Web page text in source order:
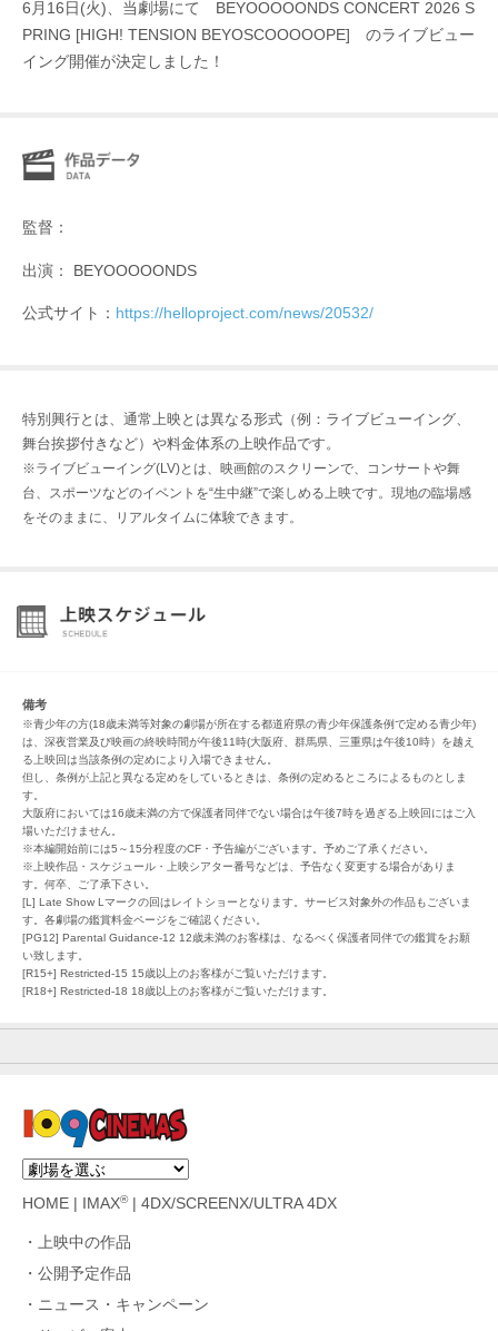
6月16日(火)、当劇場にて BEYOOOOONDS CONCERT 2026 S
PRING [HIGH! TENSION BEYOSCOOOOOPE] のライブビュー
イング開催が決定しました！
監督：
出演： BEYOOOOONDS
公式サイト： https://helloproject.com/news/20532/
特別興行とは、通常上映とは異なる形式（例：ライブビューイング、
舞台挨拶付きなど）や料金体系の上映作品です。
※ライブビューイング(LV)とは、映画館のスクリーンで、コンサートや舞
台、スポーツなどのイベントを“生中継”で楽しめる上映です。現地の臨場感
をそのままに、リアルタイムに体験できます。
備考
※青少年の方(18歳未満等対象の劇場が所在する都道府県の青少年保護条例で定める青少年)
は、深夜営業及び映画の終映時間が午後11時(大阪府、群馬県、三重県は午後10時）を越え
る上映回は当該条例の定めにより入場できません。
但し、条例が上記と異なる定めをしているときは、条例の定めるところによるものとしま
す。
大阪府においては16歳未満の方で保護者同伴でない場合は午後7時を過ぎる上映回にはご入
場いただけません。
※本編開始前には5～15分程度のCF・予告編がございます。予めご了承ください。
※上映作品・スケジュール・上映シアター番号などは、予告なく変更する場合がありま
す。何卒、ご了承下さい。
[L] Late Show Lマークの回はレイトショーとなります。サービス対象外の作品もございま
す。各劇場の鑑賞料金ページをご確認ください。
[PG12] Parental Guidance-12 12歳未満のお客様は、なるべく保護者同伴での鑑賞をお願
い致します。
[R15+] Restricted-15 15歳以上のお客様がご覧いただけます。
[R18+] Restricted-18 18歳以上のお客様がご覧いただけます。
HOME IMAX®| 4DX/SCREENX/ULTRA 4DX
上映中の作品
公開予定作品
ニュース・キャンペーン